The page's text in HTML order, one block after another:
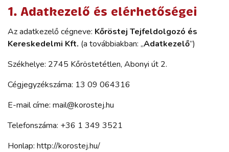
1. Adatkezelő és elérhetőségei
Az adatkezelő cégneve: Kőröstej Tejfeldolgozó és
Kereskedelmi Kft. (a továbbiakban: „Adatkezelő”)
Székhelye: 2745 Kőröstetétlen, Abonyi út 2.
Cégjegyzékszáma: 13 09 064316
E-mail címe: mail@korostej.hu
Telefonszáma: +36 1 349 3521
Honlap: http://korostej.hu/